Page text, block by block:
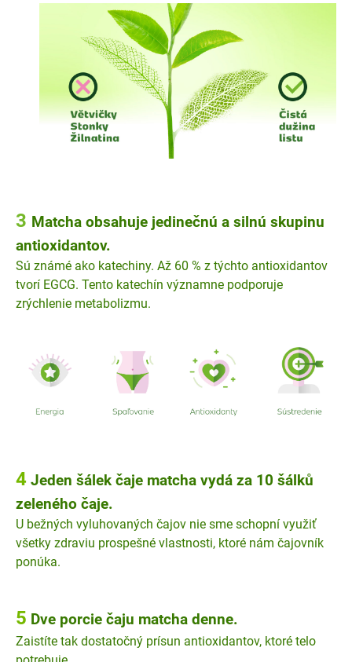
3 Matcha obsahuje jedinečnú a silnú skupinu
antioxidantov.
Sú známé ako katechiny. Až 60 % z týchto antioxidantov
tvorí EGCG. Tento katechín významne podporuje
zrýchlenie metabolizmu.
4 Jeden šálek čaje matcha vydá za 10 šálků
zeleného čaje.
U bežných vyluhovaných čajov nie sme schopní využiť
všetky zdraviu prospešné vlastnosti, ktoré nám čajovník
ponúka.
5 Dve porcie čaju matcha denne.
Zaistíte tak dostatočný prísun antioxidantov, ktoré telo